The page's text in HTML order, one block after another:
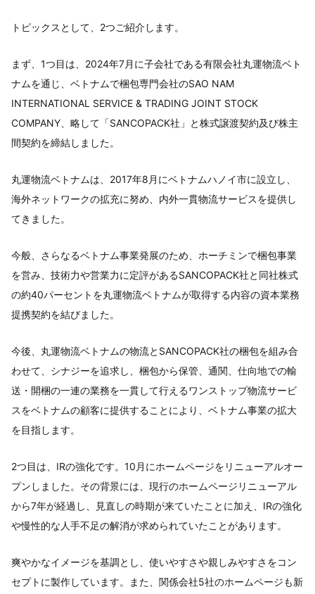
トピックスとして、2つご紹介します。
まず、1つ目は、2024年7月に子会社である有限会社丸運物流ベト
ナムを通じ、ベトナムで梱包専門会社のSAO NAM
INTERNATIONAL SERVICE & TRADING JOINT STOCK
COMPANY、略して「SANCOPACK社」と株式譲渡契約及び株主
間契約を締結しました。
丸運物流ベトナムは、2017年8月にベトナムハノイ市に設立し、
海外ネットワークの拡充に努め、内外一貫物流サービスを提供し
てきました。
今般、さらなるベトナム事業発展のため、ホーチミンで梱包事業
を営み、技術力や営業力に定評があるSANCOPACK社と同社株式
の約40パーセントを丸運物流ベトナムが取得する内容の資本業務
提携契約を結びました。
今後、丸運物流ベトナムの物流とSANCOPACK社の梱包を組み合
わせて、シナジーを追求し、梱包から保管、通関、仕向地での輸
送・開梱の一連の業務を一貫して行えるワンストップ物流サービ
スをベトナムの顧客に提供することにより、ベトナム事業の拡大
を目指します。
2つ目は、IRの強化です。10月にホームページをリニューアルオー
プンしました。その背景には、現行のホームページリニューアル
から7年が経過し、見直しの時期が来ていたことに加え、IRの強化
や慢性的な人手不足の解消が求められていたことがあります。
爽やかなイメージを基調とし、使いやすさや親しみやすさをコン
セプトに製作しています。また、関係会社5社のホームページも新